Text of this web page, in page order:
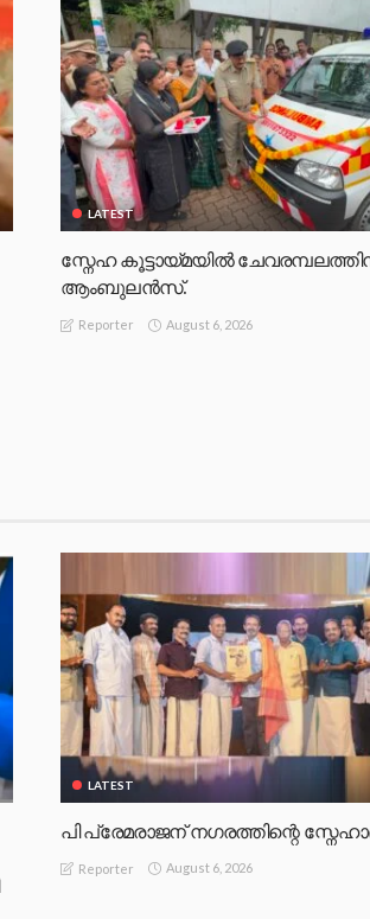
LATEST
സ്നേഹ കൂട്ടായ്മയിൽ
ആംബുലൻസ്.
Reporter August 6, 2026
LATEST
പി പ്രേമരാജന് നഗരത്തിന്റെ
Reporter August 6, 2026